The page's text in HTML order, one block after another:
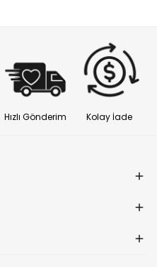
Hızlı Gönderim Kolay İade